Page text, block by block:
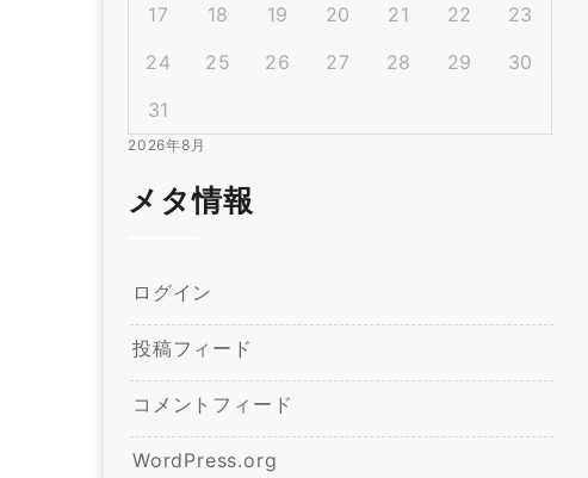
2026年8月
17
18 19 20 21 22
23
24
25 26 27 28 29
30
31
メタ情報
ログイン
投稿フィード
コメントフィード
WordPress.org